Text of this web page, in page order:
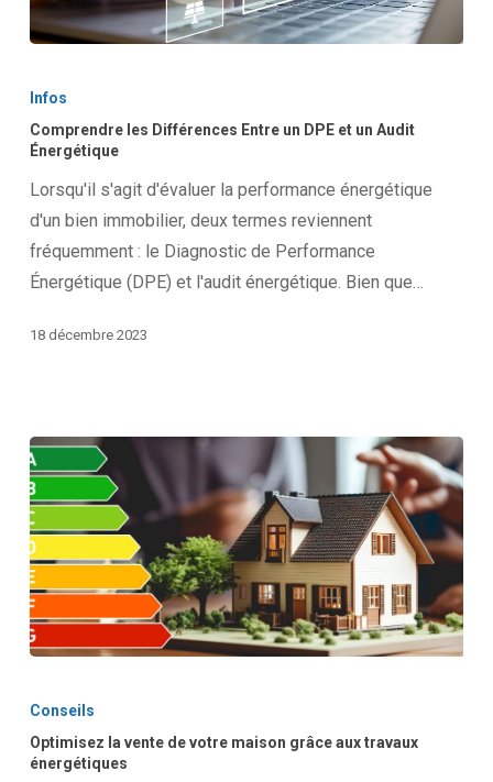
les
Différences
Entre
un
DPE
et
un
Énergétique
Infos
Comprendre les Différences Entre un DPE et un Audit
Énergétique
Lorsqu'il s'agit d'évaluer la performance énergétique
d'un bien immobilier, deux termes reviennent
fréquemment : le Diagnostic de Performance
Énergétique (DPE) et l'audit énergétique. Bien que…
18 décembre 2023
la
vente
de
Conseils
Optimisez la vente de votre maison grâce aux travaux
énergétiques